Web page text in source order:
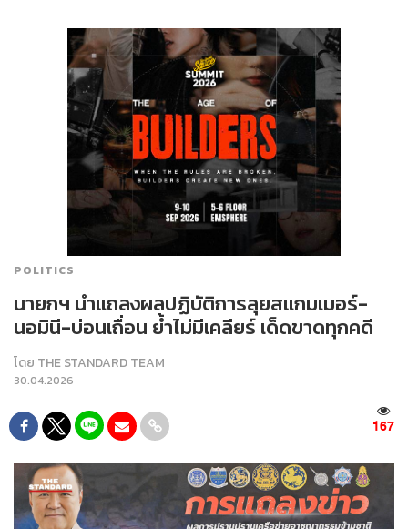
POLITICS
นายกฯ นำแถลงผลปฏิบัติการลุยสแกมเมอร์-
นอมินี-บ่อนเถื่อน ย้ำไม่มีเคลียร์ เด็ดขาดทุกคดี
โดย THE STANDARD TEAM
30.04.2026
167